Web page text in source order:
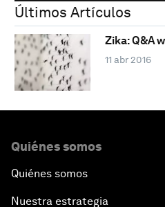
Últimos Artículos
Zika: Q&A
11 abr 2016
Quiénes somos
Quiénes somos
Nuestra estrategia